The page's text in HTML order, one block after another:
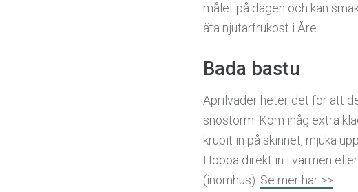
målet på dagen och kan
äta njutarfrukost i Åre.
Bada bastu
Aprilväder heter det för att
snöstorm. Kom ihåg extra
krupit in på skinnet, mjuka
Hoppa direkt in i värmen
(inomhus). Se mer här >>